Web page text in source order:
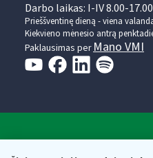
Darbo laikas: I-IV 8.00-
Prieššventinę dieną - viena
Kiekvieno mėnesio antrą
Paklausimas per Mano VMI